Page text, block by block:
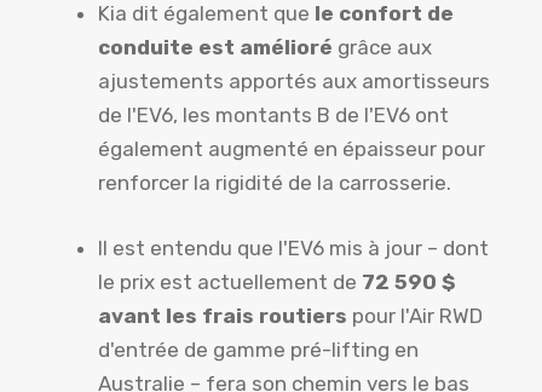
Kia dit également que le confort de
conduite est amélioré grâce aux
ajustements apportés aux amortisseurs
de l'EV6, les montants B de l'EV6 ont
également augmenté en épaisseur pour
renforcer la rigidité de la carrosserie.
Il est entendu que l'EV6 mis à jour – dont
le prix est actuellement de 72 590 $
avant les frais routiers pour l'Air RWD
d'entrée de gamme pré-lifting en
Australie – fera son chemin vers le bas